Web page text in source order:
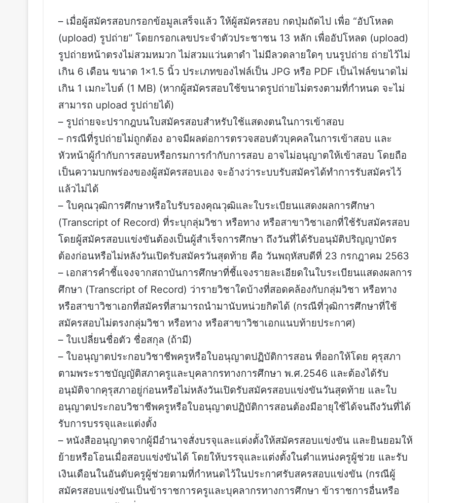
– เมื่อผู้สมัครสอบกรอกข้อมูลเสร็จแล้ว ให้ผู้สมัครสอบ กดปุ่มถัดไป เพื่อ “อัปโหลด
(upload) รูปถ่าย” โดยกรอกเลขประจำตัวประชาชน 13 หลัก เพื่ออัปโหลด (upload)
รูปถ่ายหน้าตรงไม่สวมหมวก ไม่สวมแว่นตาดำ ไม่มีลวดลายใดๆ บนรูปถ่าย ถ่ายไว้ไม่
เกิน 6 เดือน ขนาด 1×1.5 นิ้ว ประเภทของไฟล์เป็น JPG หรือ PDF เป็นไฟล์ขนาดไม่
เกิน 1 เมกะไบต์ (1 MB) (หากผู้สมัครสอบใช้ขนาดรูปถ่ายไม่ตรงตามที่กำหนด จะไม่
สามารถ upload รูปถ่ายได้)
– รูปถ่ายจะปรากฎบนใบสมัครสอบสำหรับใช้แสดงตนในการเข้าสอบ
– กรณีที่รูปถ่ายไม่ถูกต้อง อาจมีผลต่อการตรวจสอบตัวบุคคลในการเข้าสอบ และ
หัวหน้าผู้กำกับการสอบหรือกรมการกำกับการสอบ อาจไม่อนุญาตให้เข้าสอบ โดยถือ
เป็นความบกพร่องของผู้สมัครสอบเอง จะอ้างว่าระบบรับสมัครได้ทำการรับสมัครไว้
แล้วไม่ได้
– ใบคุณวุฒิการศึกษาหรือใบรับรองคุณวุฒิและใบระเบียนแสดงผลการศึกษา
(Transcript of Record) ที่ระบุกลุ่มวิชา หรือทาง หรือสาขาวิชาเอกที่ใช้รับสมัครสอบ
โดยผู้สมัครสอบแข่งขันต้องเป็นผู้สำเร็จการศึกษา ถึงวันที่ได้รับอนุมัติปริญญาบัตร
ต้องก่อนหรือไม่หลังวันเปิดรับสมัครวันสุดท้าย คือ วันพฤหัสบดีที่ 23 กรกฎาคม 2563
– เอกสารคำชี้แจงจากสถาบันการศึกษาที่ชี้แจงรายละเอียดในใบระเบียนแสดงผลการ
ศึกษา (Transcript of Record) ว่ารายวิชาใดบ้างที่สอดคล้องกับกลุ่มวิชา หรือทาง
หรือสาขาวิชาเอกที่สมัครที่สามารถนำมานับหน่วยกิตได้ (กรณีที่วุฒิการศึกษาที่ใช้
สมัครสอบไม่ตรงกลุ่มวิชา หรือทาง หรือสาขาวิชาเอกแนบท้ายประกาศ)
– ใบเปลี่ยนชื่อตัว ชื่อสกุล (ถ้ามี)
– ใบอนุญาตประกอบวิชาชีพครูหรือใบอนุญาตปฏิบัติการสอน ที่ออกให้โดย คุรุสภา
ตามพระราชบัญญัติสภาครูและบุคลากรทางการศึกษา พ.ศ.2546 และต้องได้รับ
อนุมัติจากคุรุสภาอยู่ก่อนหรือไม่หลังวันเปิดรับสมัครสอบแข่งขันวันสุดท้าย และใบ
อนุญาตประกอบวิชาชีพครูหรือใบอนุญาตปฏิบัติการสอนต้องมีอายุใช้ได้จนถึงวันที่ได้
รับการบรรจุและแต่งตั้ง
– หนังสืออนุญาตจากผู้มีอำนาจสั่งบรจุและแต่งตั้งให้สมัครสอบแข่งขัน และยินยอมให้
ย้ายหรือโอนเมื่อสอบแข่งขันได้ โดยให้บรรจุและแต่งตั้งในตำแหน่งครูผู้ช่วย และรับ
เงินเดือนในอันดับครูผู้ช่วยตามที่กำหนดไว้ในประกาศรับสครสอบแข่งขัน (กรณีผู้
สมัครสอบแข่งขันเป็นข้าราชการครูและบุคลากรทางการศึกษา ข้าราชการอื่นหรือ